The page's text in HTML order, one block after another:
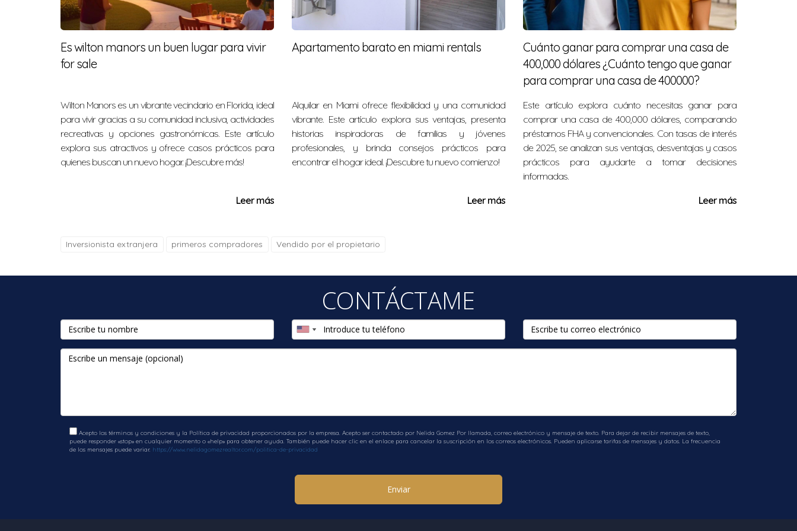
¿Está la cocina actualizada?
Sí, la cocina ha sido completamente renovada con electrodomésticos modernos y acabados elegantes.
¿Hay costos adicionales relacionados con HOA?
¿Cuál es la ubicación exacta?
La dirección es 2841 NW 9th Ave, Wilton Manors, FL 33311; está cerca de las playas y del centro de Fort Lauderdale.
¿Cómo puedo programar una visita?
Es wilton manors un buen lugar para vivir
for sale
Wilton Manors es un vibrante vecindario en Florida, ideal
para vivir gracias a su comunidad inclusiva, actividades
recreativas y opciones gastronómicas. Este artículo
explora sus atractivos y ofrece casos prácticos para
quienes buscan un nuevo hogar. ¡Descubre más!
Leer más
Apartamento barato en miami rentals
Alquilar en Miami ofrece flexibilidad y una comunidad
vibrante. Este artículo explora sus ventajas, presenta
historias inspiradoras de familias y jóvenes
profesionales, y brinda consejos prácticos para
encontrar el hogar ideal. ¡Descubre tu nuevo comienzo!
Leer más
Cuánto ganar para comprar una casa de
400,000 dólares ¿Cuánto tengo que ganar
para comprar una casa de 400000?
Este artículo explora cuánto necesitas ganar para
comprar una casa de 400,000 dólares, comparando
préstamos FHA y convencionales. Con tasas de interés
de 2025, se analizan sus ventajas, desventajas y casos
prácticos para ayudarte a tomar decisiones
informadas.
Leer más
Inversionista extranjera primeros compradores Vendido por el propietario
CONTÁCTAME
Acepto los términos y condiciones y la Política de privacidad proporcionados por la empresa. Acepto ser contactado por Nelida Gomez Por llamada, correo electrónico y mensaje de texto. Para dejar de recibir mensajes de texto,
puede responder «stop» en cualquier momento o «help» para obtener ayuda. También puede hacer clic en el enlace para cancelar la suscripción en los correos electrónicos. Pueden aplicarse tarifas de mensajes y datos. La frecuencia
de los mensajes puede variar. https://www.nelidagomezrealtor.com/politica-de-privacidad
Enviar